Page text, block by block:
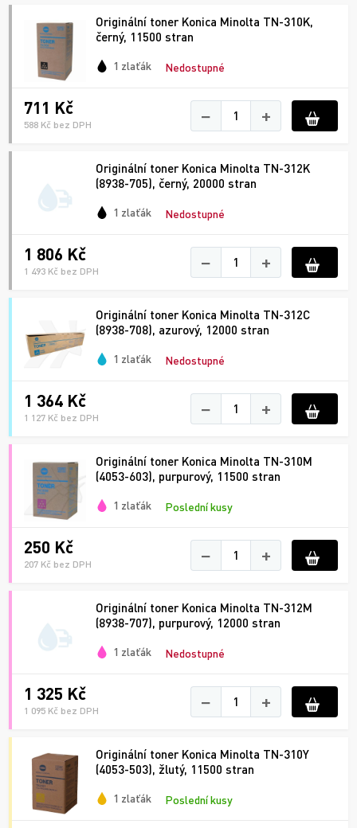
Originální toner Konica Minolta TN-310K,
černý, 11500 stran
1 zlaťák Nedostupné
711 Kč
588 Kč bez DPH − +
Originální toner Konica Minolta TN-312K
(8938-705), černý, 20000 stran
1 zlaťák Nedostupné
1 806 Kč
1 493 Kč bez DPH − +
Originální toner Konica Minolta TN-312C
(8938-708), azurový, 12000 stran
1 zlaťák Nedostupné
1 364 Kč
1 127 Kč bez DPH − +
Originální toner Konica Minolta TN-310M
(4053-603), purpurový, 11500 stran
1 zlaťák Poslední kusy
250 Kč
207 Kč bez DPH − +
Originální toner Konica Minolta TN-312M
(8938-707), purpurový, 12000 stran
1 zlaťák Nedostupné
1 325 Kč
1 095 Kč bez DPH − +
Originální toner Konica Minolta TN-310Y
(4053-503), žlutý, 11500 stran
1 zlaťák Poslední kusy